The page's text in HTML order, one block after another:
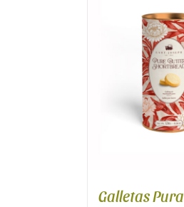
Galletas Pura